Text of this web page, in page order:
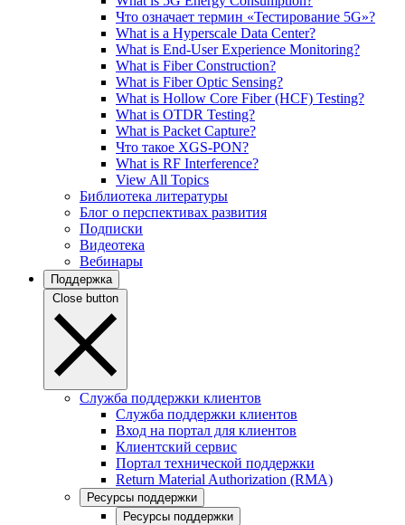
Что означает термин «Тестирование 5G»?
What is a Hyperscale Data Center?
What is End-User Experience Monitoring?
What is Fiber Construction?
What is Fiber Optic Sensing?
What is Hollow Core Fiber (HCF) Testing?
What is OTDR Testing?
What is Packet Capture?
Что такое XGS-PON?
What is RF Interference?
View All Topics
Библиотека литературы
Блог о перспективах развития
Подписки
Видеотека
Вебинары
Поддержка
Close button
Служба поддержки клиентов
Служба поддержки клиентов
Вход на портал для клиентов
Клиентский сервис
Портал технической поддержки
Return Material Authorization (RMA)
Ресурсы поддержки
Ресурсы поддержки